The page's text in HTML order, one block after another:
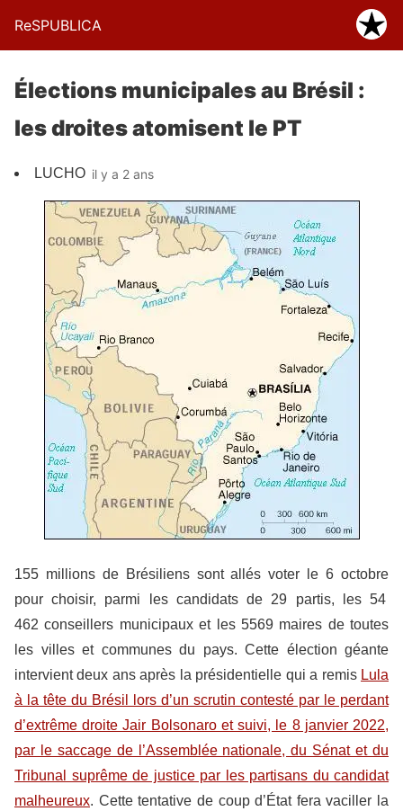
ReSPUBLICA
Élections municipales au Brésil :
les droites atomisent le PT
LUCHO il y a 2 ans
155 millions de Brésiliens sont allés voter le 6 octobre
pour choisir, parmi les candidats de 29 partis, les 54
462 conseillers municipaux et les 5569 maires de toutes
les villes et communes du pays. Cette élection géante
intervient deux ans après la présidentielle qui a remis Lula
à la tête du Brésil lors d’un scrutin contesté par le perdant
d’extrême droite Jair Bolsonaro et suivi, le 8 janvier 2022,
par le saccage de l’Assemblée nationale, du Sénat et du
Tribunal suprême de justice par les partisans du candidat
malheureux. Cette tentative de coup d’État fera vaciller la